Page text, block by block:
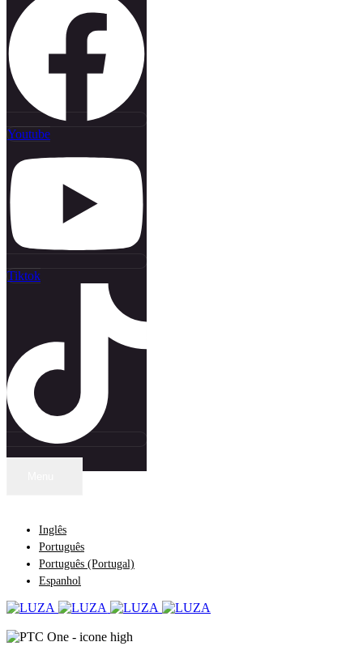
Youtube
Tiktok
Inglês
Português
Português (Portugal)
Espanhol